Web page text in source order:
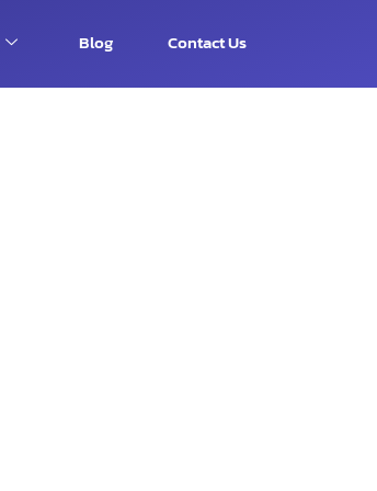
Blog Contact Us